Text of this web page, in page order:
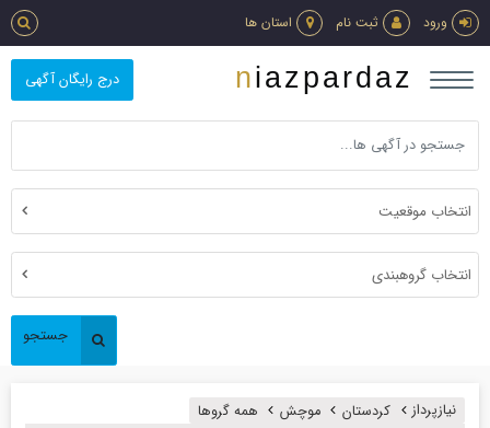
ورود ثبت نام استان ها
درج رایگان آگهی niazpardaz
انتخاب موقعیت
انتخاب گروهبندی
جستجو
نیازپرداز کردستان موچش همه گروها